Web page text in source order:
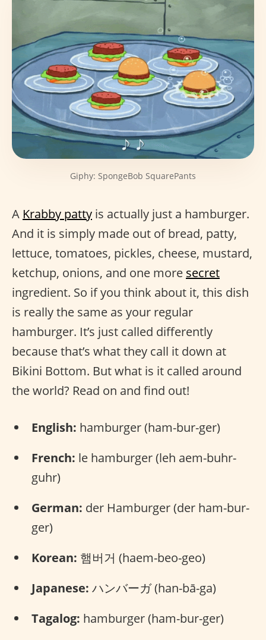
Giphy: SpongeBob SquarePants
A Krabby patty is actually just a hamburger.
And it is simply made out of bread, patty,
lettuce, tomatoes, pickles, cheese, mustard,
ketchup, onions, and one more secret
ingredient. So if you think about it, this dish
is really the same as your regular
hamburger. It’s just called differently
because that’s what they call it down at
Bikini Bottom. But what is it called around
the world? Read on and find out!
English: hamburger (ham-bur-ger)
French: le hamburger (leh aem-buhr-
guhr)
German: der Hamburger (der ham-bur-
ger)
Korean: 햄버거 (haem-beo-geo)
Japanese: ハンバーガ (han-bā-ga)
Tagalog: hamburger (ham-bur-ger)